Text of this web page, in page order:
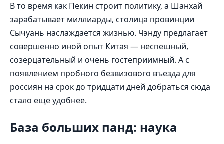
В то время как Пекин строит политику, а Шанхай
зарабатывает миллиарды, столица провинции
Сычуань наслаждается жизнью. Чэнду предлагает
совершенно иной опыт Китая — неспешный,
созерцательный и очень гостеприимный. А с
появлением пробного безвизового въезда для
россиян на срок до тридцати дней добраться сюда
стало еще удобнее.
База больших панд: наука